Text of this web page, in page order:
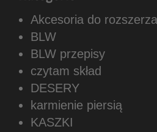
Akcesoria do
BLW
BLW przepisy
czytam skład
DESERY
karmienie piersią
KASZKI